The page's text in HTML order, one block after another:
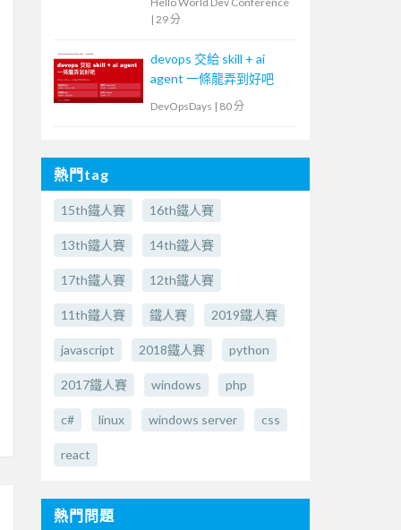
| 29 分
devops 交給 skill + ai
agent 一條龍弄到好吧
DevOpsDays | 80 分
熱門tag
15th鐵人賽 16th鐵人賽
13th鐵人賽 14th鐵人賽
17th鐵人賽 12th鐵人賽
11th鐵人賽 鐵人賽 2019鐵人賽
javascript 2018鐵人賽 python
2017鐵人賽 windows php
c# linux windows server css
react
熱門問題